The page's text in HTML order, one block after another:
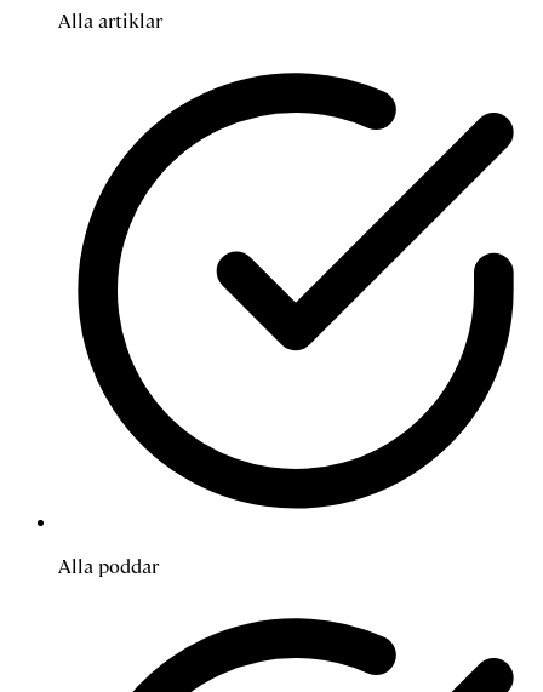
Alla artiklar
Alla poddar